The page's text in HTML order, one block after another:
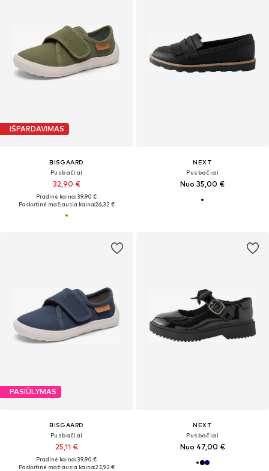
IŠPARDAVIMAS
BISGAARD
Pusbačiai
32,90 €
Pradinė kaina: 39,90 €
Paskutinė mažiausia kaina:26,32 €
NEXT
Pusbačiai
Nuo 35,00 €
PASIŪLYMAS
BISGAARD
Pusbačiai
25,11 €
Pradinė kaina: 39,90 €
Paskutinė mažiausia kaina:23,92 €
NEXT
Pusbačiai
Nuo 47,00 €